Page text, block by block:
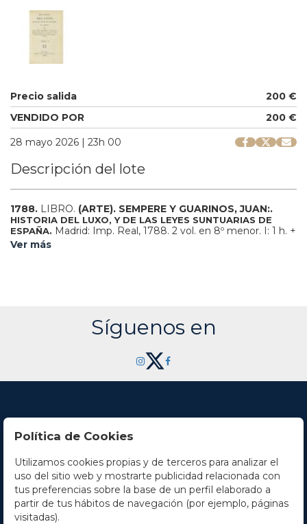
Precio salida
200 €
VENDIDO POR
200 €
28 mayo 2026 | 23h 00
Descripción del lote
1788. LIBRO. (ARTE). SEMPERE Y GUARINOS, JUAN:.
HISTORIA DEL LUXO, Y DE LAS LEYES SUNTUARIAS DE
ESPAÑA. Madrid: Imp. Real, 1788. 2 vol. en 8º menor. I: 1 h. +
200 p. II: 1 h. + 219 p. Dos vol. enc. en pasta española, hilos
Ver más
Síguenos en
Contacto
Horario
La empresa
Política de Cookies
Utilizamos cookies propias y de terceros para analizar el
uso del sitio web y mostrarte publicidad relacionada con
tus preferencias sobre la base de un perfil elaborado a
partir de tus hábitos de navegación (por ejemplo, páginas
visitadas).